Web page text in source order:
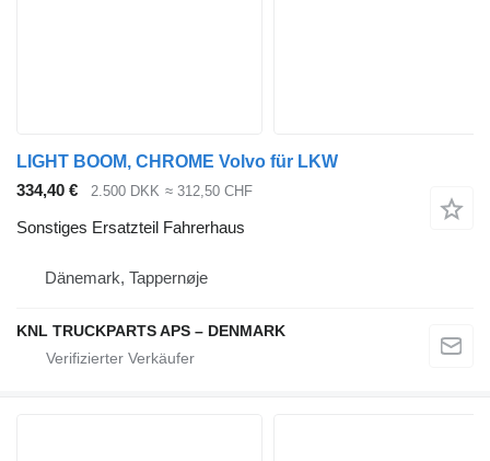
LIGHT BOOM, CHROME Volvo für LKW
334,40 €
2.500 DKK ≈ 312,50 CHF
Sonstiges Ersatzteil Fahrerhaus
Dänemark, Tappernøje
KNL TRUCKPARTS APS – DENMARK